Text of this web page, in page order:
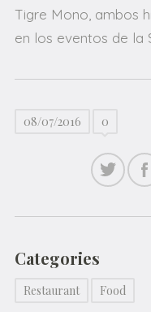
Tigre Mono, ambos
en los eventos de la
08/07/2016 0
Categories
Restaurant Food